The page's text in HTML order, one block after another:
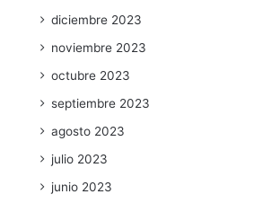
diciembre 2023
noviembre 2023
octubre 2023
septiembre 2023
agosto 2023
julio 2023
junio 2023